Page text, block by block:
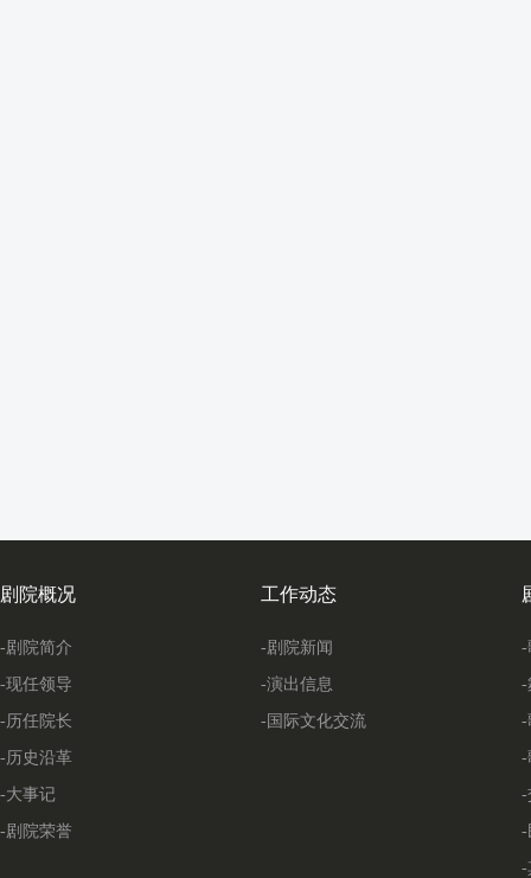
剧院概况
-剧院简介
-现任领导
-历任院长
-历史沿革
-大事记
-剧院荣誉
工作动态
-剧院新闻
-演出信息
-国际文化交流
-
-
-
-
-
-
-